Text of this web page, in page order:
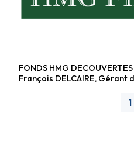
Fonds actions
FONDS HMG
François DELCAIRE, Gérant
1